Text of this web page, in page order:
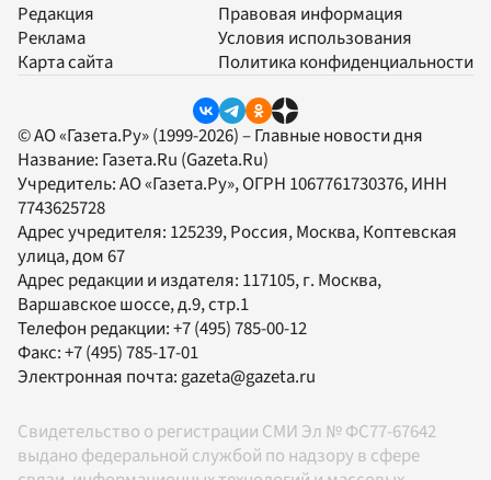
Редакция
Реклама
Карта сайта
Правовая информация
Условия использования
Политика конфиденциальности
© АО «Газета.Ру» (1999-2026) – Главные новости дня
Название: Газета.Ru (Gazeta.Ru)
Учредитель:АО «Газета.Ру», ОГРН 1067761730376, ИНН
7743625728
Адрес учредителя: 125239, Россия, Москва, Коптевская
улица, дом 67
Адрес редакции и издателя: 117105, г. Москва,
Варшавское шоссе, д.9, стр.1
Телефон редакции:+7 (495) 785-00-12
Факс:+7 (495) 785-17-01
Электронная почта: gazeta@gazeta.ru
Свидетельство о регистрации СМИ Эл № ФС77-67642
выдано федеральной службой по надзору в сфере